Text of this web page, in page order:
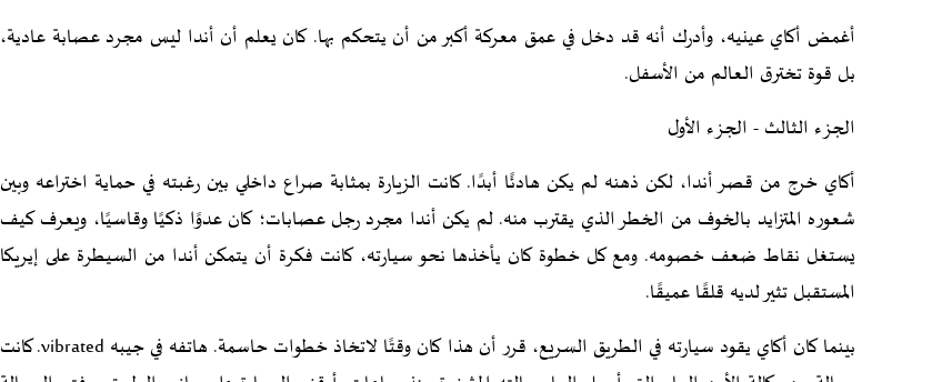
أغمض أكاي عينيه، وأدرك أنه قد دخل في عمق معركة أكبر من أن يتحكم بها. كان يعلم أن أندا ليس مجرد عصابة عادية،
بل قوة تخترق العالم من الأسفل.
الجزء الثالث - الجزء الأول
أكاي خرج من قصر أندا، لكن ذهنه لم يكن هادئًا أبدًا. كانت الزيارة بمثابة صراع داخلي بين رغبته في حماية اختراعه وبين
شعوره المتزايد بالخوف من الخطر الذي يقترب منه. لم يكن أندا مجرد رجل عصابات؛ كان عدوًا ذكيًا وقاسيًا، ويعرف كيف
يستغل نقاط ضعف خصومه. ومع كل خطوة كان يأخذها نحو سيارته، كانت فكرة أن يتمكن أندا من السيطرة على إيريكا
المستقبل تثير لديه قلقًا عميقًا.
بينما كان أكاي يقود سيارته في الطريق السريع، قرر أن هذا كان وقتًا لاتخاذ خطوات حاسمة. هاتفه في جيبه vibrated. كانت